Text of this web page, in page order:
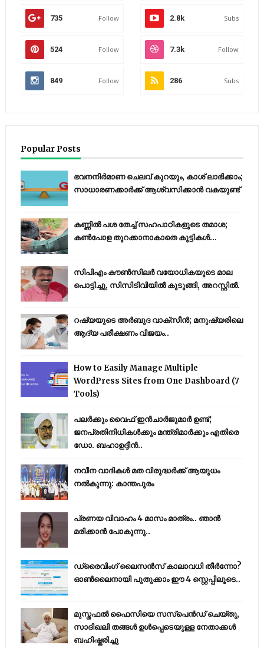
735 Follow 2.8k Subs
524 Follow 7.3k Follow
849 Follow 286 Subs
Popular Posts
ഭവനനിർമാണ ചെലവ് കുറയും, കാശ് ലാഭിക്കാം;
സാധാരണക്കാർക്ക് ആശ്വസിക്കാൻ വകയുണ്ട്
കണ്ണിൽ പശ തേച്ച് സഹപാഠികളുടെ തമാശ;
കൺപോള തുറക്കാനാകാതെ കുട്ടികൾ...
സിപിഎം കൗണ്‍സിലര്‍ വയോധികയുടെ മാല
പൊട്ടിച്ചു, സിസിടിവിയില്‍ കുടുങ്ങി, അറസ്റ്റില്‍.
റഷ്യയുടെ അര്‍ബുദ വാക്‌സീന്‍; മനുഷ്യരിലെ
ആദ്യ പരീക്ഷണം വിജയം..
How to Easily Manage Multiple
WordPress Sites from One Dashboard (7
Tools)
പലർക്കും വൈഫ് ഇൻചാർജുമാർ ഉണ്ട്;
ജനപ്രതിനിധികൾക്കും മന്ത്രിമാർക്കും എതിരെ
ഡോ. ബഹാഉദ്ദീൻ..
നവീന വാദികൾ മത വിരുദ്ധർക്ക് ആയുധം
നൽകുന്നു: കാന്തപുരം
പ്രണയ വിവാഹം 4 മാസം മാത്രം.. ഞാൻ
മരിക്കാൻ പോകുന്നു..
ഡ്രൈവിംഗ് ലൈസൻസ് കാലാവധി തീർന്നോ?
ഓൺലൈനായി പുതുക്കാം ഈ 4 സ്റ്റെപ്പിലൂടെ..
മുസ്തഫൽ ഫൈസിയെ സസ്‌പെൻഡ് ചെയ്തു,
സാദിഖലി തങ്ങൾ ഉൾപ്പെടെയുള്ള നേതാക്കൾ
ബഹിഷ്കരിച്ചു